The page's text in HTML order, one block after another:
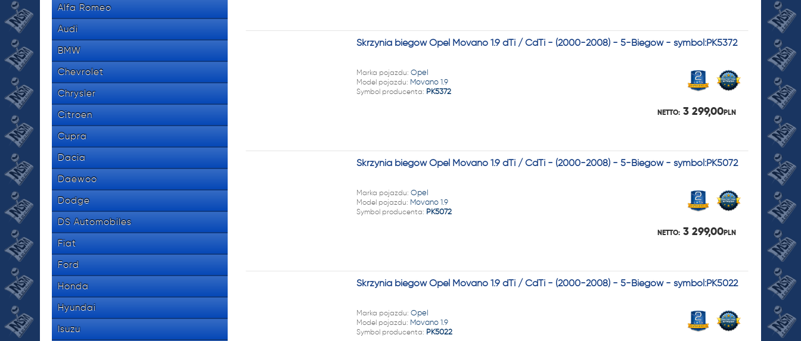
Alfa Romeo
Audi
BMW
Chevrolet
Chrysler
Citroen
Cupra
Dacia
Daewoo
Dodge
DS Automobiles
Fiat
Ford
Honda
Hyundai
Isuzu
Skrzynia biegów Opel Movano 1.9 dTi / CdTi - (2000-2008) - 5-Biegów - symbol:PK5372
Marka pojazdu: Opel
Model pojazdu: Movano 1.9
Symbol producenta: PK5372
NETTO: 3 299,00PLN
Skrzynia biegów Opel Movano 1.9 dTi / CdTi - (2000-2008) - 5-Biegów - symbol:PK5072
Marka pojazdu: Opel
Model pojazdu: Movano 1.9
Symbol producenta: PK5072
NETTO: 3 299,00PLN
Skrzynia biegów Opel Movano 1.9 dTi / CdTi - (2000-2008) - 5-Biegów - symbol:PK5022
Marka pojazdu: Opel
Model pojazdu: Movano 1.9
Symbol producenta: PK5022